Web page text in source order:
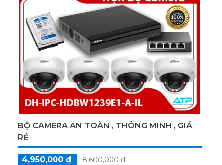
BỘ CAMERA AN TOÀN , THÔNG MINH , GIÁ
RẺ
4,950,000 ₫
8,600,000 ₫